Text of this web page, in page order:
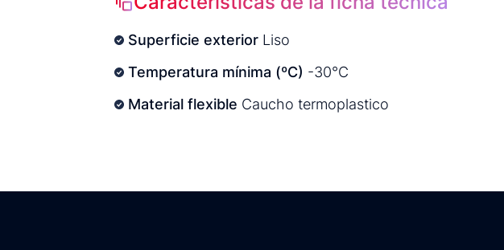
Superficie exterior Liso
Temperatura mínima (ºC) -30°C
Material flexible Caucho termoplastico